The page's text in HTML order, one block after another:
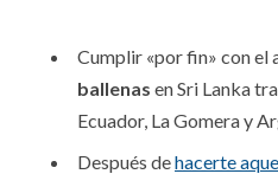
Cumplir «por fin» con el
ballenas en Sri Lanka
Ecuador, La Gomera y
Después dehacerte